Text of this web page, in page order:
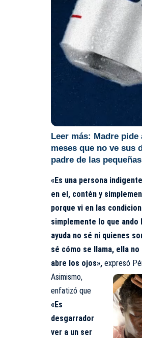
Leer más: Madre pide
meses que no ve sus
padre de las
«Es una persona
en el, contén y
porque vi en las
simplemente lo que ando
ayuda no sé ni quienes
sé cómo se llama, ella no
abre los ojos», expresó
Asimismo,
enfatizó que
«Es
desgarrador
ver a un ser